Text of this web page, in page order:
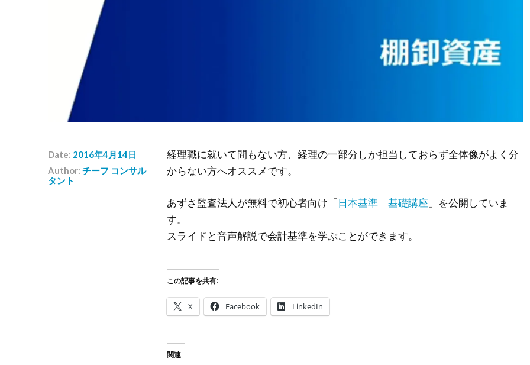
Date: 2016年4月14日
Author: チーフ コンサル
タント
経理職に就いて間もない方、経理の一部分しか担当しておらず全体像がよく分
からない方へオススメです。
あずさ監査法人が無料で初心者向け「日本基準 基礎講座 」を公開していま
す。
スライドと音声解説で会計基準を学ぶことができます。
この記事を共有:
X Facebook LinkedIn
関連